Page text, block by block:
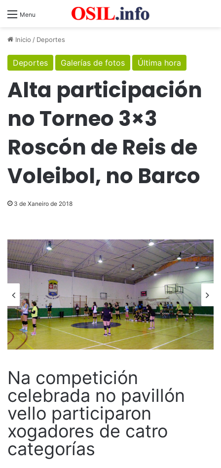
Menu
Inicio / Deportes
Deportes Galerías de fotos Última hora
Alta participación
no Torneo 3×3
Roscón de Reis de
Voleibol, no Barco
3 de Xaneiro de 2018
Na competición
celebrada no pavillón
vello participaron
xogadores de catro
categorías